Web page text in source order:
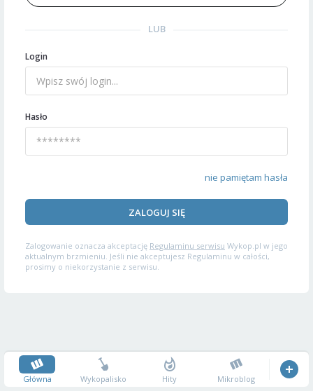
LUB
Login
Hasło
nie pamiętam hasła
ZALOGUJ SIĘ
Zalogowanie oznacza akceptację Regulaminu serwisu Wykop.pl w jego
aktualnym brzmieniu. Jeśli nie akceptujesz Regulaminu w całości,
prosimy o niekorzystanie z serwisu.
Główna Wykopalisko Hity Mikroblog